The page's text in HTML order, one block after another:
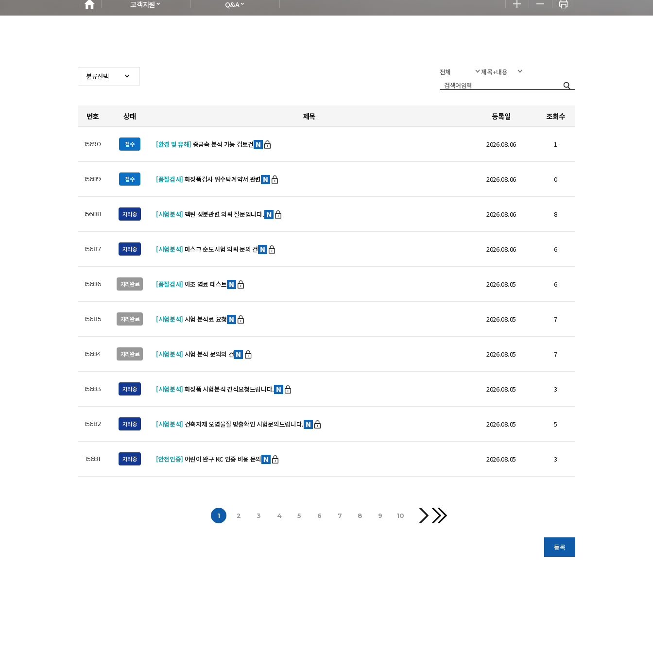
고객지원 Q&A
번호 상태 제목 등록일 조회수
15690 접수 [환경 및 유해] 중금속 분석 가능 검토건 2026.08.06 1
15689 접수 [품질검사] 화장품검사 위수탁계약서 관련 2026.08.06 0
15688 처리중 [시험분석] 펙틴 성분관련 의뢰 질문입니다. 2026.08.06 8
15687 처리중 [시험분석] 마스크 순도시험 의뢰 문의 건 2026.08.06 6
15686 처리완료 [품질검사] 아조 염료 테스트 2026.08.05 6
15685 처리완료 [시험분석] 시험 분석료 요청 2026.08.05 7
15684 처리완료 [시험분석] 시험 분석 문의의 건 2026.08.05 7
15683 처리중 [시험분석] 화장품 시험분석 견적요청드립니다. 2026.08.05 3
15682 처리중 [시험분석] 건축자재 오염물질 방출확인 시험문의드립니다. 2026.08.05 5
15681 처리중 [안전인증] 어린이 완구 KC 인증 비용 문의 2026.08.05 3
1 2 3 4 5 6 7 8 9 10
등록